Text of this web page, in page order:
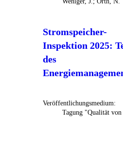
Stromspeicher-
Inspektion 2025:
des
Veröffentlichungsmedium:
Tagung "Qualität